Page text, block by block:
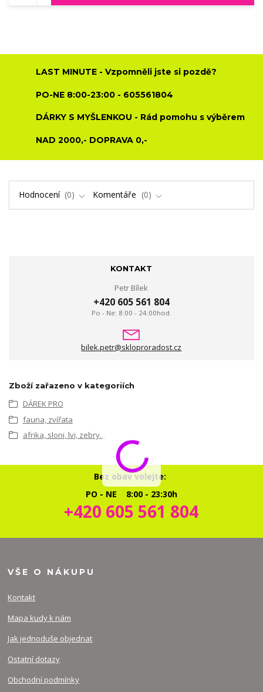
LAST MINUTE - Vzpomněli jste si pozdě?
PO-NE 8:00-23:00 - 605561804
DÁRKY S MYŠLENKOU - Rád pomohu s výběrem
NAD 2000,- DOPRAVA 0,-
Hodnocení 0 Komentáře 0
KONTAKT
Petr Bílek
+420 605 561 804
Po - Ne: 8:00 - 24:00hod.
bilek.petr@skloproradost.cz
Zboží zařazeno v kategoriích
DÁREK PRO
fauna, zvířata
afrika, sloni, lvi, zebry...
Bez obav volejte:
PO - NE 8:00 - 23:30h
+420 605 561 804
VŠE O NÁKUPU
Kontakt
Mapa kudy k nám
Jak jednoduše objednat
Ostatní dotazy
Obchodní podmínky